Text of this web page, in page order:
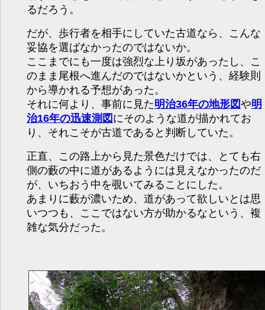
るだろう。
だが、歩行者を相手にしていた古道なら、こんな
妥協を選ばなかったのではないか。
ここまでにも一度は強烈な上り坂があったし、こ
のまま尾根へ進んだのではないかという、経験則
から導かれる予想があった。
それに何より、事前に見た明治36年の地形図や明
治16年の迅速測図 にそのような道が描かれてお
り、それこそが古道であると判断していた。
正直、この路上から見た景色だけでは、とても右
側の藪の中に道があるようには見えなかったのだ
が、いちおう中を覗いてみることにした。
あまりに藪が濃いため、道があって欲しいとは思
いつつも、ここではない方が助かるなという、複
雑な気分だった。